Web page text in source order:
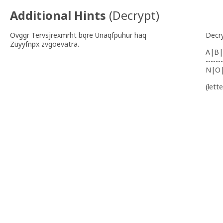
Additional Hints (Decrypt)
Ovggr Tervsjrexmrht bqre Unaqfpuhur haq
Züyyfnpx zvgoevatra.